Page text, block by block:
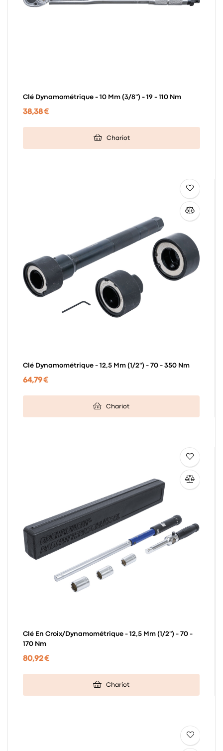
Clé Dynamométrique - 10 Mm (3/8") - 19 - 110 Nm
38,38 €
Chariot
Clé Dynamométrique - 12,5 Mm (1/2") - 70 - 350 Nm
64,79 €
Chariot
Clé En Croix/dynamométrique - 12,5 Mm (1/2") - 70 -
170 Nm
80,92 €
Chariot